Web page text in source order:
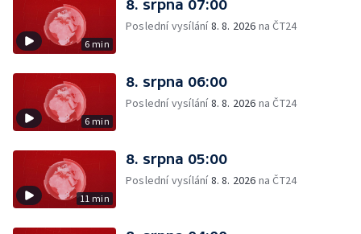
6 min
8. srpna 07:00
Poslední vysílání8. 8. 2026 na ČT24
6 min
8. srpna 06:00
Poslední vysílání8. 8. 2026 na ČT24
11 min
8. srpna 05:00
Poslední vysílání8. 8. 2026 na ČT24